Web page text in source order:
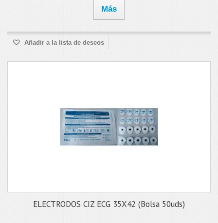
Más
Añadir a la lista de deseos
ELECTRODOS CIZ ECG 35X42 (Bolsa 50uds)